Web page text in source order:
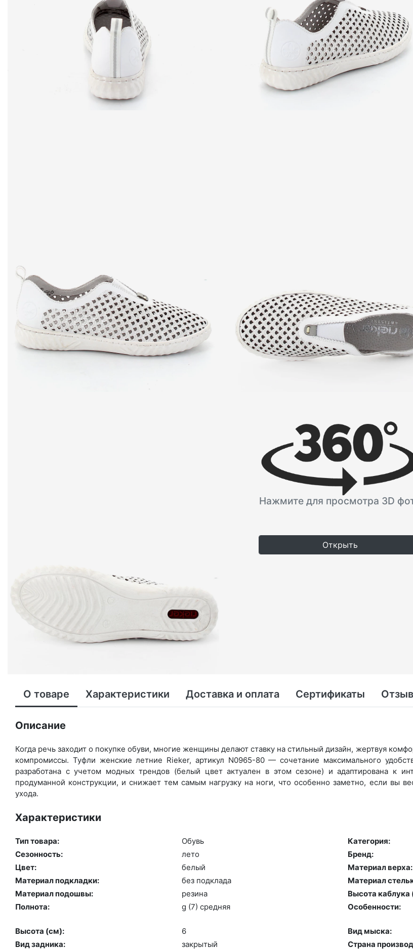
Нажмите для просмотра 3D
Открыть
О товаре Характеристики Доставка и оплата Сертификаты
Описание
Когда речь заходит о покупке обуви, многие женщины делают ставку на стильный дизайн, жертвуя
компромиссы. Туфли женские летние Rieker, артикул N0965-80 — сочетание максимального
разработана с учетом модных трендов (бе­лый цвет актуален в этом сезоне) и адаптирована к
продуманной конструкции, и снижает тем самым нагрузку на ноги, что особенно заметно, если вы
ухода.
Характеристики
Тип товара: Обувь Категория:
Сезонность:
ле­то Бренд:
Цвет:
бе­лый Материал верха:
Материал подкладки:
без подк­ла­да Материал
Материал подошвы:
ре­зина Высота
Полнота:
g (7) сред­няя Особенности:
Высота (cм):
6 Вид мыска:
Вид задника:
зак­ры­тый Страна